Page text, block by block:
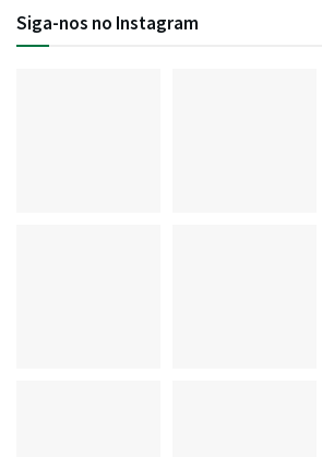
Siga-nos no Instagram